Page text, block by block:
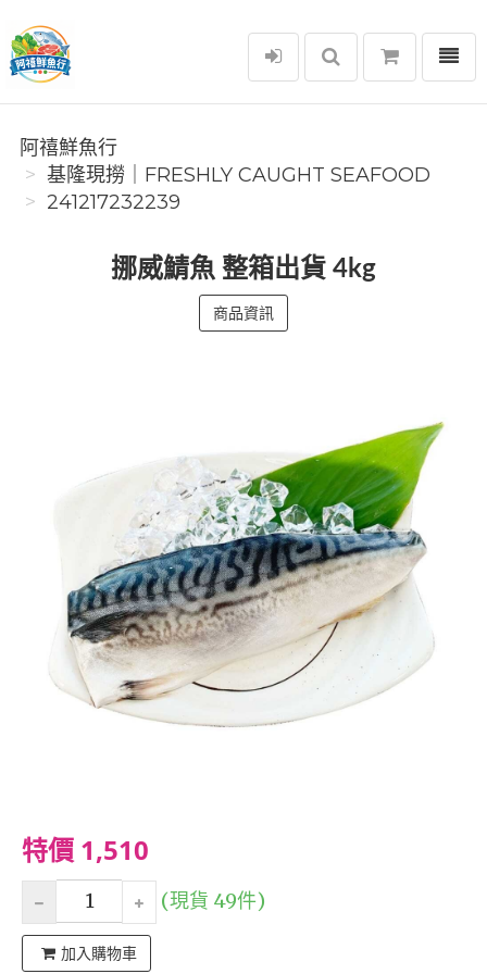
阿禧鮮魚行
選單
阿禧鮮魚行
️基隆現撈｜FRESHLY CAUGHT SEAFOOD
241217232239
挪威鯖魚 整箱出貨 4kg
商品資訊
特價 1,510
(現貨 49件)
加入購物車